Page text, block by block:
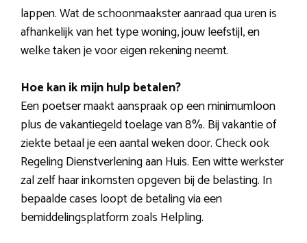
lappen. Wat de schoonmaakster aanraad qua uren is
afhankelijk van het type woning, jouw leefstijl, en
welke taken je voor eigen rekening neemt.
Hoe kan ik mijn hulp betalen?
Een poetser maakt aanspraak op een minimumloon
plus de vakantiegeld toelage van 8%. Bij vakantie of
ziekte betaal je een aantal weken door. Check ook
Regeling Dienstverlening aan Huis. Een witte werkster
zal zelf haar inkomsten opgeven bij de belasting. In
bepaalde cases loopt de betaling via een
bemiddelingsplatform zoals Helpling.